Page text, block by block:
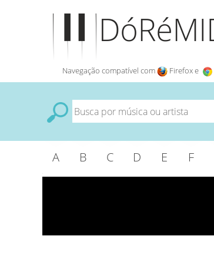
Navegação compatível com Firefox e
A B C D E F